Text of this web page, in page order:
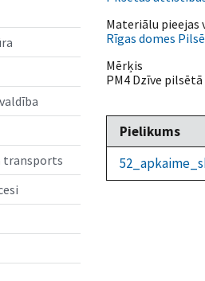
transports
Materiālu pieejas
Rīgas domes
Mērķis
PM4 Dzīve
Pielikums